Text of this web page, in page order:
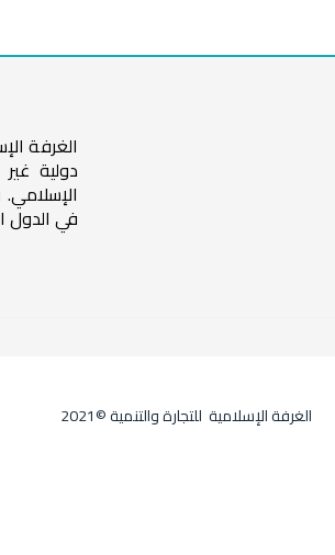
الغرفة
دولية
في الدول
الغرفة الإسلامية للتجارة والتنمية ©2021